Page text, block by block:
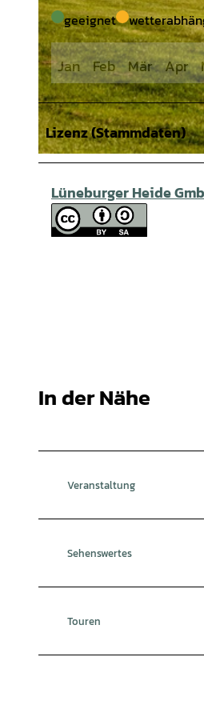
geeignet
Jan Feb Mär Apr
Lizenz (Stammdaten)
Lüneburger Heide
In der Nähe
Veranstaltung
Sehenswertes
Touren